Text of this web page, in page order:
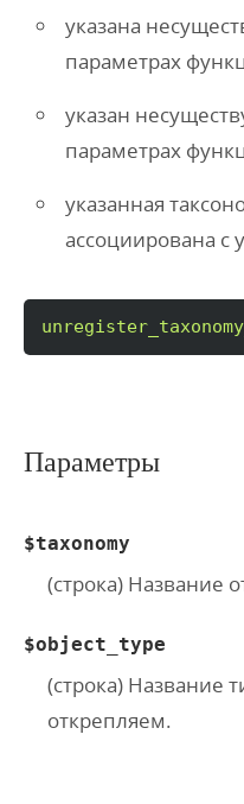
указана
параметрах
указан
параметрах
указанная
ассоциирована с
Параметры
$taxonomy
(строка) Название
$object_type
(строка) Название
открепляем.